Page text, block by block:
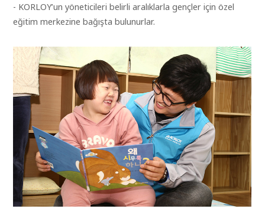
- KORLOY’un yöneticileri belirli aralıklarla gençler için özel
eğitim merkezine bağışta bulunurlar.